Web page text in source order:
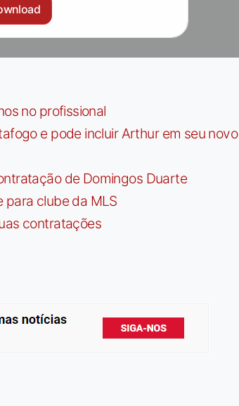
no profissional
e pode incluir Arthur em seu novo
de Domingos Duarte
para clube da MLS
contratações